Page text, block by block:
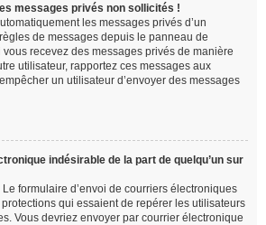
messages privés non sollicités !
les messages privés d’un
de messages depuis le panneau de
vous recevez des messages privés de manière
utilisateur, rapportez ces messages aux
un utilisateur d’envoyer des messages
indésirable de la part de quelqu’un sur
formulaire d’envoi de courriers électroniques
qui essaient de repérer les utilisateurs
Vous devriez envoyer par courrier électronique